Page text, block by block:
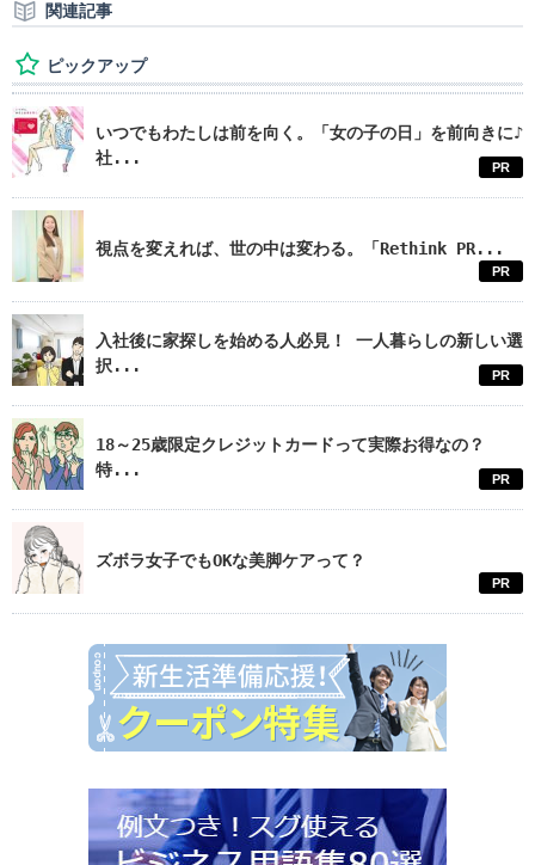
関連記事
ピックアップ
いつでもわたしは前を向く。「女の子の日」を前向きに♪
社...
PR
視点を変えれば、世の中は変わる。「Rethink PR...
PR
入社後に家探しを始める人必見！ 一人暮らしの新しい選
択...
PR
18～25歳限定クレジットカードって実際お得なの？
特...
PR
ズボラ女子でもOKな美脚ケアって？
PR